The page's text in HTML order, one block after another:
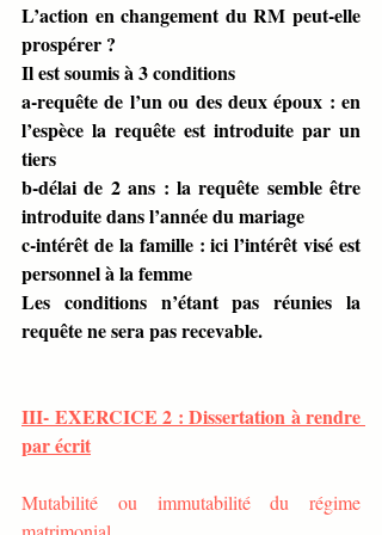
L’action en changement du RM peut-elle
prospérer ?
Il est soumis à 3 conditions
a-requête de l’un ou des deux époux : en
l’espèce la requête est introduite par un
tiers
b-délai de 2 ans : la requête semble être
introduite dans l’année du mariage
c-intérêt de la famille : ici l’intérêt visé est
personnel à la femme
Les conditions n’étant pas réunies la
requête ne sera pas recevable.
III- EXERCICE 2 : Dissertation à rendre
par écrit
Mutabilité ou immutabilité du régime